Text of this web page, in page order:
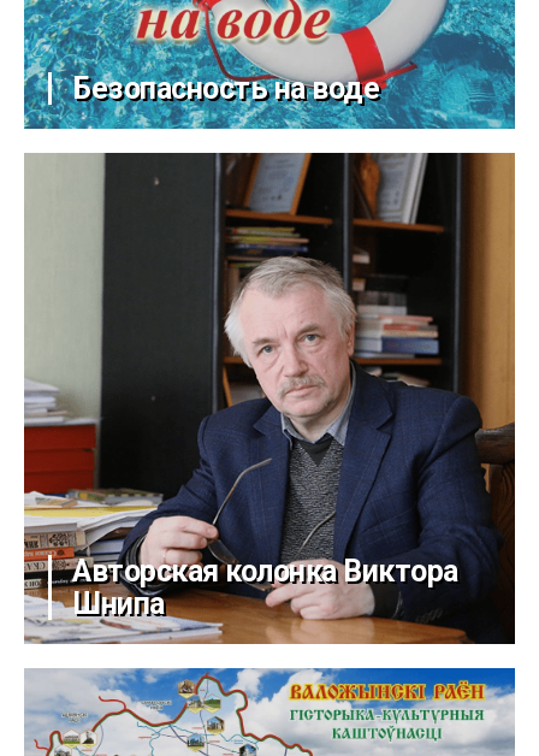
Безопасность на воде
Авторская колонка Виктора
Шнипа